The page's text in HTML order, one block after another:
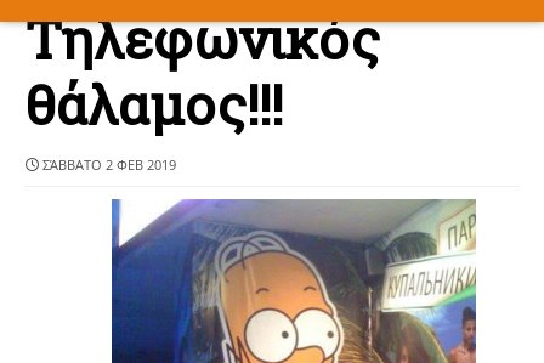
Τηλεφωνικός
θάλαμος!!!
ΣΆΒΒΑΤΟ 2 ΦΕΒ 2019